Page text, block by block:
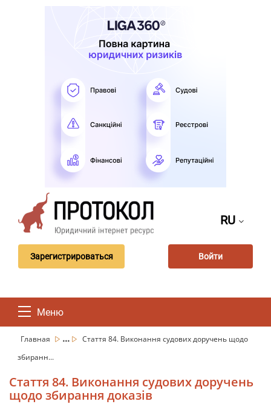
RU
Зарегистрироваться Войти
Меню
Главная ...
Стаття 84. Виконання судових доручень щодо
збиранн...
Стаття 84. Виконання судових доручень
щодо збирання доказів